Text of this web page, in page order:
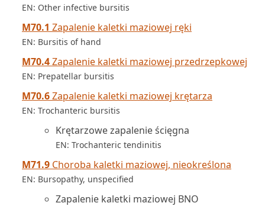
EN: Other infective bursitis
M70.1 Zapalenie kaletki maziowej ręki
EN: Bursitis of hand
M70.4Zapalenie kaletki maziowej przedrzepkowej
EN: Prepatellar bursitis
M70.6Zapalenie kaletki maziowej krętarza
EN: Trochanteric bursitis
Krętarzowe zapalenie ścięgna
EN: Trochanteric tendinitis
M71.9 Choroba kaletki maziowej, nieokreślona
EN: Bursopathy, unspecified
Zapalenie kaletki maziowej BNO